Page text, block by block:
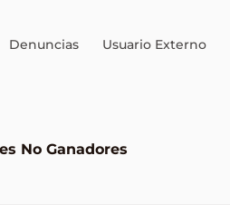
Denuncias Usuario Externo
No Ganadores